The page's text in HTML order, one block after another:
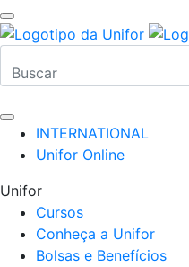
INTERNATIONAL
Unifor Online
Unifor
Cursos
Conheça a Unifor
Bolsas e Benefícios